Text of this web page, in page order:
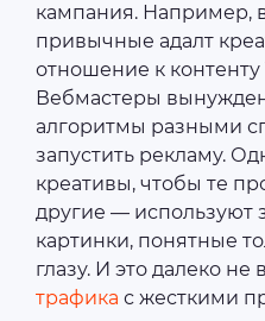
кампания. Например,
привычные адалт
отношение к контенту
Вебмастеры
алгоритмы разными
запустить рекламу.
креативы, чтобы те
другие — используют
картинки, понятные
глазу. И это далеко не
трафика с жесткими